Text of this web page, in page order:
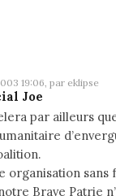
19:06, par eklipse
Joe
par ailleurs
organisation sans
Brave Patrie